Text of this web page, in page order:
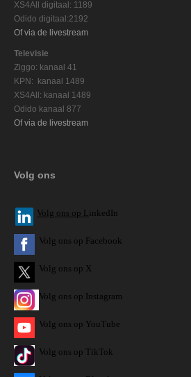
XS4All digitaal: 1189
Odido digitaal:2192
Of via de livestream
Televisie
Ziggo: kanaal 41
KPN: kanaal 1489
XS4All: kanaal 1489
Odido kanaal 877
Of via de livestream
Volg ons
Volg ons op L inkedIn
Volg ons op Facebook
Volg ons op X
Volg ons op Instagram
Volg ons op YouTube
Volg ons op TikTok